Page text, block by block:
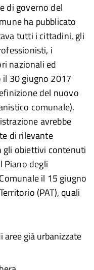
di governo del
ha pubblicato
tutti i cittadini, gli
i
nazionali ed
30 giugno 2017
del nuovo
comunale).
avrebbe
di rilevante
gli obiettivi contenuti
Piano degli
il 15 giugno
(PAT), quali
aree già urbanizzate